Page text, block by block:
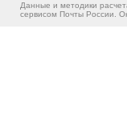
Данные и методики
сервисом Почты России.